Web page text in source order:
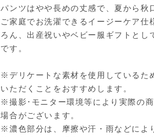
パンツはやや長めの丈感で、夏から秋
ご家庭でお洗濯できるイージーケア仕
ろん、出産祝いやベビー服ギフトとし
です。
※デリケートな素材を使用しているた
いただくことをおすすめします。
※撮影･モニター環境等により実際の
場合がございます。
※濃色部分は、摩擦や汗・雨などによ